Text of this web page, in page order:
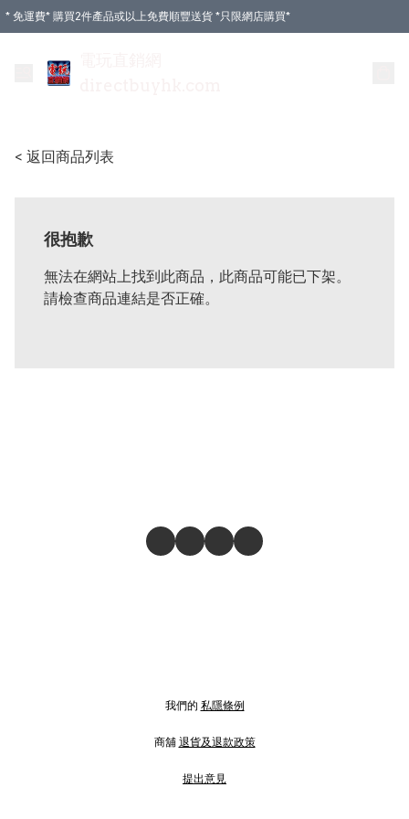
* 免運費* 購買2件產品或以上免費順豐送貨 *只限網店購買*
< 返回商品列表
很抱歉
無法在網站上找到此商品，此商品可能已下架。
請檢查商品連結是否正確。
我們的 私隱條例
商舖 退貨及退款政策
提出意見